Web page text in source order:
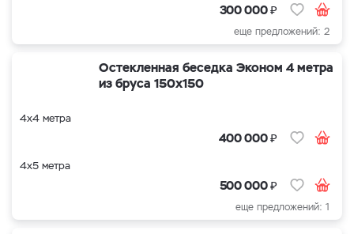
300 000₽
еще предложений: 2
Остекленная беседка Эконом 4 метра
из бруса 150х150
4х4 метра
400 000₽
4х5 метра
500 000₽
еще предложений: 1